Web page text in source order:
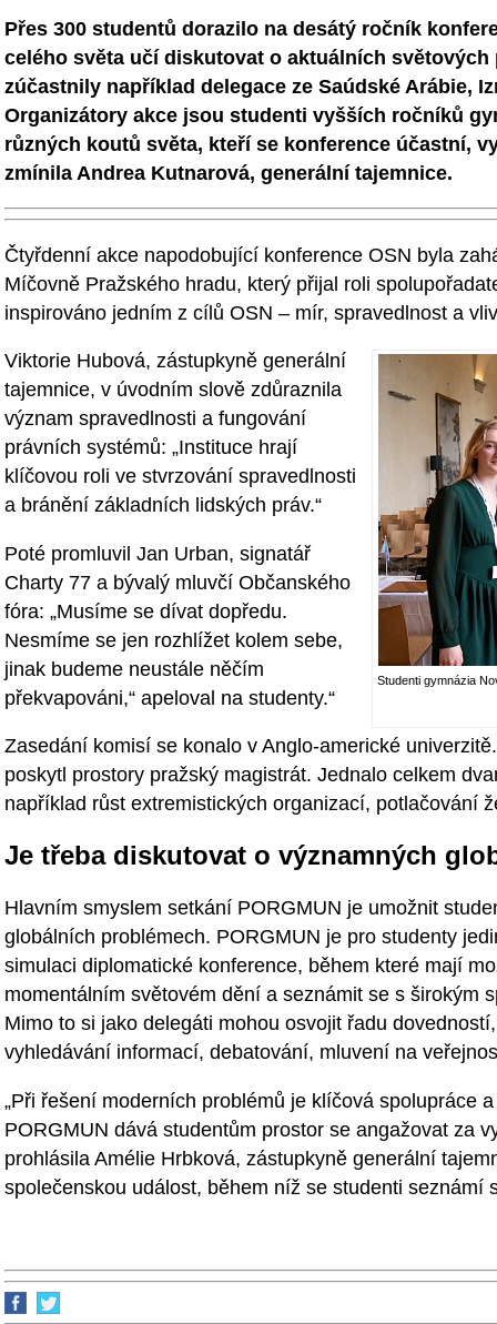
Přes 300 studentů dorazilo na desátý ročník
celého světa učí diskutovat o aktuálních světových
zúčastnily například delegace ze Saúdské Arábie,
Organizátory akce jsou studenti vyšších ročníků
různých koutů světa, kteří se konference účastní,
zmínila Andrea Kutnarová, generální tajemnice.
Čtyřdenní akce napodobující konference OSN byla
Míčovně Pražského hradu, který přijal roli
inspirováno jedním z cílů OSN – mír, spravedlnost a
Studenti gymnázia
Viktorie Hubová, zástupkyně generální
tajemnice, v úvodním slově zdůraznila
význam spravedlnosti a fungování
právních systémů: „Instituce hrají
klíčovou roli ve stvrzování spravedlnosti
a bránění základních lidských práv.“
Poté promluvil Jan Urban, signatář
Charty 77 a bývalý mluvčí Občanského
fóra: „Musíme se dívat dopředu.
Nesmíme se jen rozhlížet kolem sebe,
jinak budeme neustále něčím
překvapováni,“ apeloval na studenty.“
Zasedání komisí se konalo v Anglo-americké
poskytl prostory pražský magistrát. Jednalo celkem
například růst extremistických organizací, potlačování
Je třeba diskutovat o významných
Hlavním smyslem setkání PORGMUN je umožnit
globálních problémech. PORGMUN je pro studenty
simulaci diplomatické konference, během které mají
momentálním světovém dění a seznámit se s širokým
Mimo to si jako delegáti mohou osvojit řadu
vyhledávání informací, debatování, mluvení na
„Při řešení moderních problémů je klíčová spolupráce
PORGMUN dává studentům prostor se angažovat za
prohlásila Amélie Hrbková, zástupkyně generální
společenskou událost, během níž se studenti seznámí